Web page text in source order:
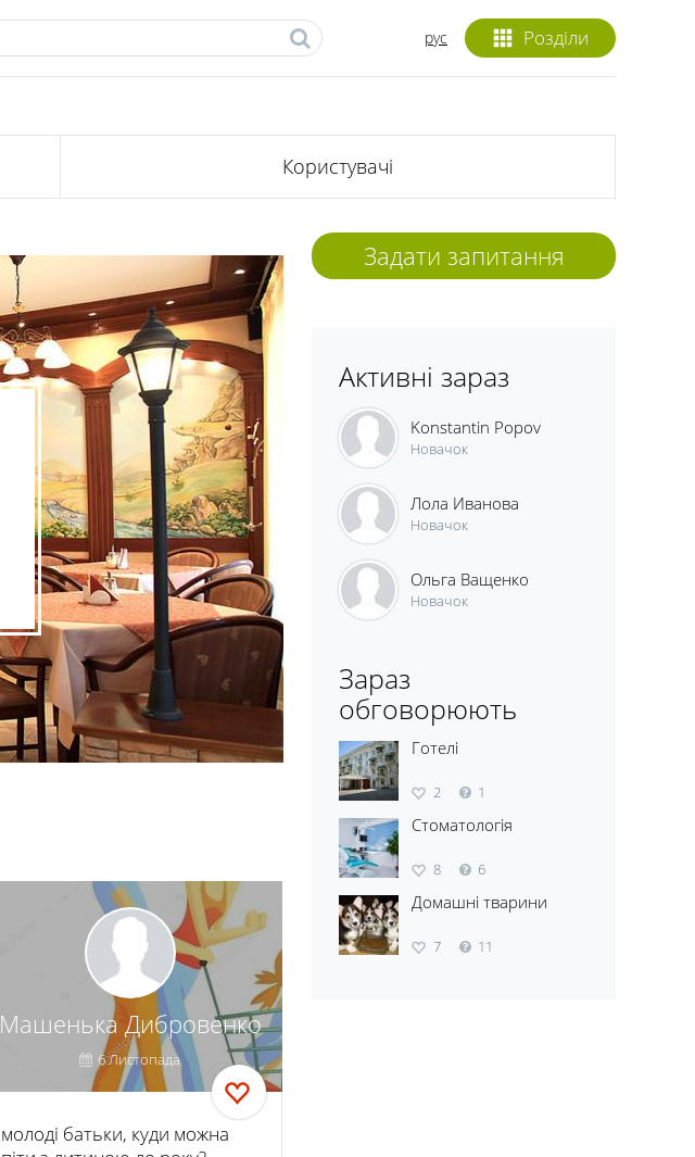
Розділи
рус
Користувачі
Машенька Дибровенко
6 Листопада
молоді батьки, куди можна
Задати запитання
Активні зараз
Konstantin Popov
Новачок
Лола Иванова
Новачок
Ольга Ващенко
Новачок
Зараз
обговорюють
Готелі
2 1
Стоматологія
8 6
Домашні тварини
7 11